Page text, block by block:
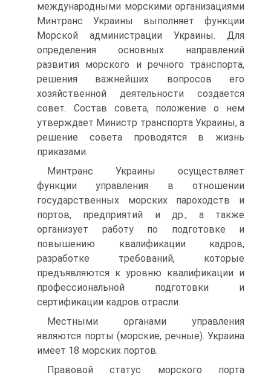
международными морскими организациями
Минтранс Украины выполняет функции
Морской администрации Украины. Для
определения основных направлений
развития морского и речного транспорта,
решения важнейших вопросов его
хозяйственной деятельности создается
совет. Состав совета, положение о нем
утверждает Министр транспорта Украины, а
решение совета проводятся в жизнь
приказами.
Минтранс Украины осуществляет
функции управления в отношении
государственных морских пароходств и
портов, предприятий и др., а также
организует работу по подготовке и
повышению квалификации кадров,
разработке требований, которые
предъявляются к уровню квалификации и
профессиональной подготовки и
сертификации кадров отрасли.
Местными органами управления
являются порты (морские, речные). Украина
имеет 18 морских портов.
Правовой статус морского порта